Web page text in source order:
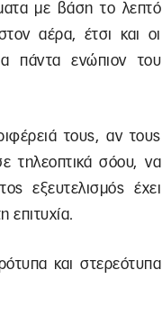
με βάση το λεπτό
αέρα, έτσι και οι
πάντα ενώπιον του
τους, αν τους
τηλεοπτικά σόου, να
εξευτελισμός έχει
επιτυχία.
και στερεότυπα